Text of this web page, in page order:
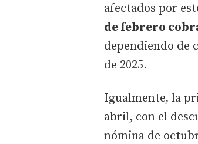
afectados por
de febrero
dependiendo de
de 2025.
Igualmente, la
abril, con el
nómina de